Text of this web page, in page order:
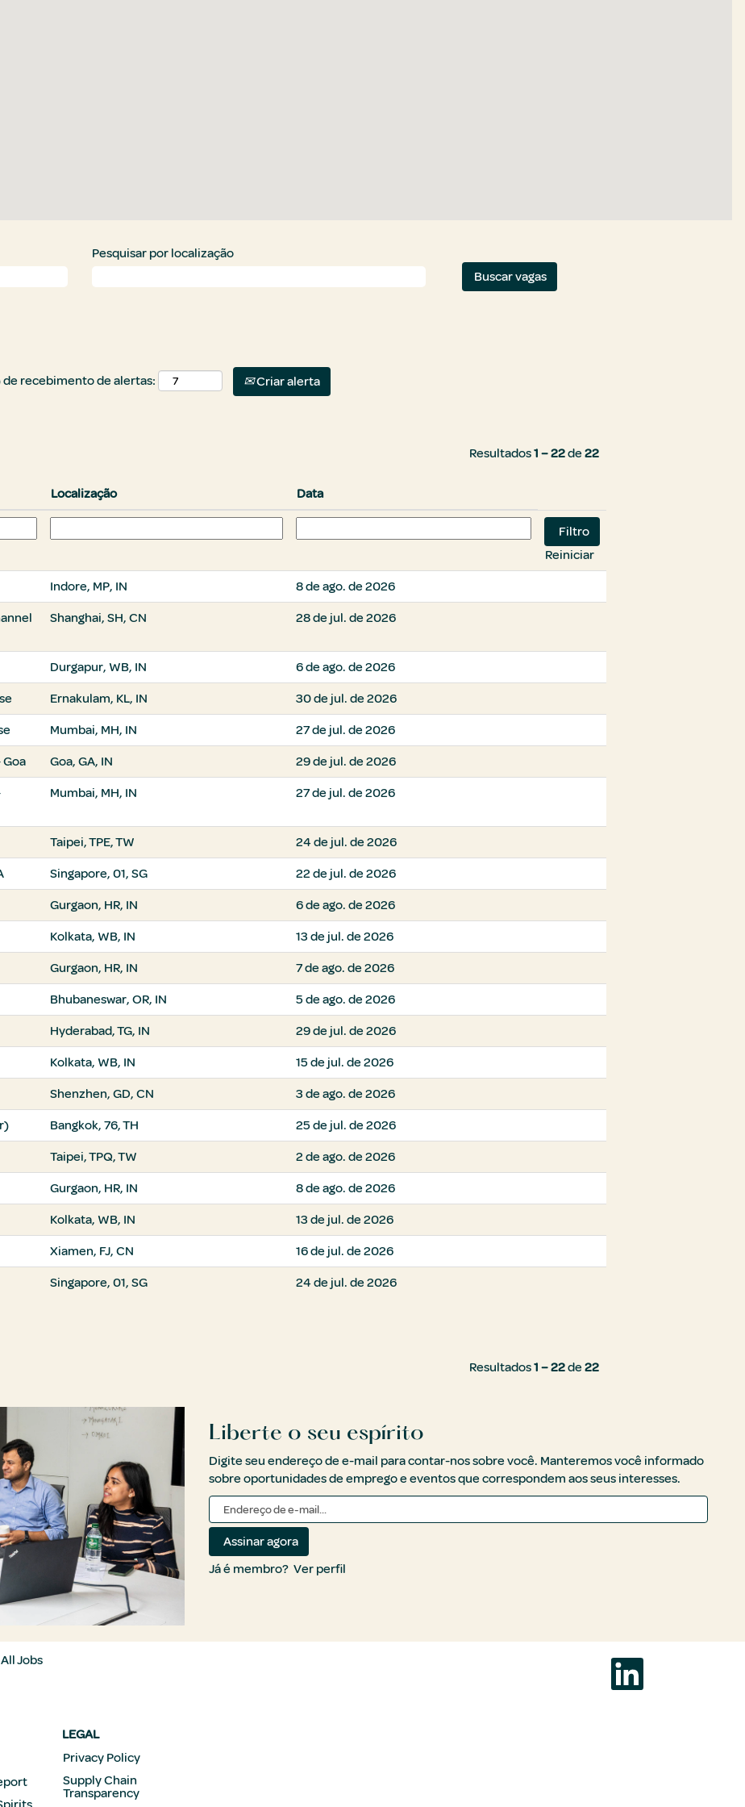
Pesquisar por localização
recebimento de alertas: Criar alerta
Resultados1 – 22de22
Localização Data
Reiniciar
Indore, MP, IN
8 de ago. de 2026
Shanghai, SH, CN 28 de jul. de 2026
Durgapur, WB, IN
6 de ago. de 2026
Ernakulam, KL, IN
30 de jul. de 2026
Mumbai, MH, IN
27 de jul. de 2026
Goa
Goa, GA, IN
29 de jul. de 2026
Mumbai, MH, IN 27 de jul. de 2026
Taipei, TPE, TW
24 de jul. de 2026
Singapore, 01, SG
22 de jul. de 2026
Gurgaon, HR, IN
6 de ago. de 2026
Kolkata, WB, IN
13 de jul. de 2026
Gurgaon, HR, IN
7 de ago. de 2026
Bhubaneswar, OR, IN
5 de ago. de 2026
Hyderabad, TG, IN
29 de jul. de 2026
Kolkata, WB, IN
15 de jul. de 2026
Shenzhen, GD, CN
3 de ago. de 2026
Bangkok, 76, TH
25 de jul. de 2026
Taipei, TPQ, TW
2 de ago. de 2026
Gurgaon, HR, IN
8 de ago. de 2026
Kolkata, WB, IN
13 de jul. de 2026
Xiamen, FJ, CN
16 de jul. de 2026
Singapore, 01, SG 24 de jul. de 2026
Resultados1 – 22de22
Liberte o seu espírito
Digite seu endereço de e-mail para contar-nos sobre você. Manteremos você informado
sobre oportunidades de emprego e eventos que correspondem aos seus interesses.
Já é membro? Ver perfil
Jobs
A
r
LEGAL
Privacy Policy
Supply Chain
Transparency